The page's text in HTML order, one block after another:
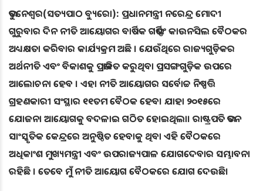
ଭୁବନେଶ୍ୱର(ସତ୍ୟପାଠ ବ୍ୟୁରୋ): ପ୍ରଧାନମନ୍ତ୍ରୀ ନରେନ୍ଦ୍ର ମୋଦୀ
ଗୁରୁବାର ଦିନ ନୀତି ଆୟୋଗର ବାର୍ଷିକ ଗଭର୍ଣ୍ଣିଂ କାଉନସିଲ ବୈଠକର
ଅଧ୍ୟକ୍ଷତା କରିବାର କାର୍ଯ୍ୟକ୍ରମ ଅଛି । ଯେଉଁଥିରେ ରାଜ୍ୟଗୁଡ଼ିକର
ଅର୍ଥନୀତି ଏବଂ ବିକାଶକୁ ପ୍ରଭାବିତ କରୁଥିବା ପ୍ରସଙ୍ଗଗୁଡ଼ିକ ଉପରେ
ଆଲୋଚନା ହେବ । ଏହା ନୀତି ଆୟୋଗର ସର୍ବୋଚ୍ଚ ନିଷ୍ପତ୍ତି
ଗ୍ରହଣକାରୀ ସଂସ୍ଥାର ୧୧ତମ ବୈଠକ ହେବ। ଯାହା ୨୦୧୫ରେ
ଯୋଜନା ଆୟୋଗକୁ ବଦଳାଇ ଗଠିତ ହୋଇଥିଲା। ରାଷ୍ଟ୍ରପତି ଭବନ
ସାଂସ୍କୃତିକ କେନ୍ଦ୍ରରେ ଅନୁଷ୍ଠିତ ହେବାକୁ ଥିବା ଏହି ବୈଠକରେ
ଅଧିକାଂଶ ମୁଖ୍ୟମନ୍ତ୍ରୀ ଏବଂ ଉପରାଜ୍ୟପାଳ ଯୋଗଦେବାର ସମ୍ଭାବନା
ରହିଛି । ତେବେ ମୁଁ ନୀତି ଆୟୋଗ ବୈଠକରେ ଯୋଗ ଦେଉଛି।